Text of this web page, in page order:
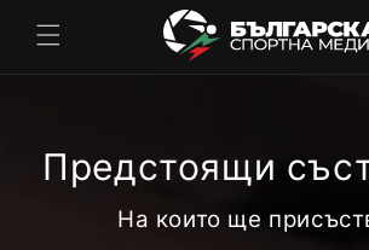
content
Предстоящи
На които ще